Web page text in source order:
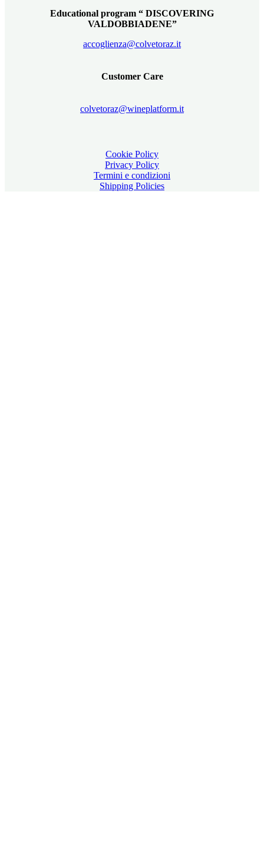
Educational program “ DISCOVERING
VALDOBBIADENE”
accoglienza@colvetoraz.it
Customer Care
colvetoraz@wineplatform.it
Cookie Policy
Privacy Policy
Termini e condizioni
Shipping Policies